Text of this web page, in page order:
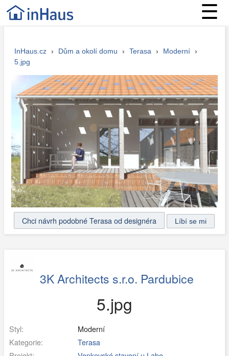
☰
InHaus.cz › Dům a okolí domu › Terasa › Moderní ›
5.jpg
Chci návrh podobné Terasa od designéra
3K Architects s.r.o. Pardubice
5.jpg
Styl:
Moderní
Kategorie:
Terasa